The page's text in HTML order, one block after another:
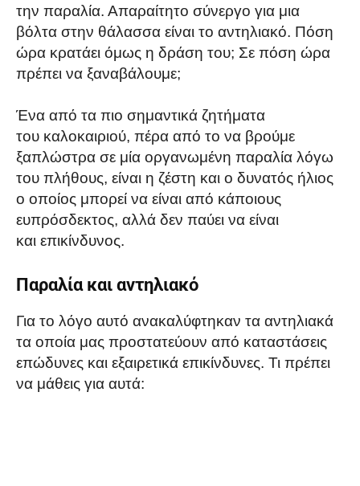
την παραλία. Απαραίτητο σύνεργο για μια
βόλτα στην θάλασσα είναι το αντηλιακό. Πόση
ώρα κρατάει όμως η δράση του; Σε πόση ώρα
πρέπει να ξαναβάλουμε;
Ένα από τα πιο σημαντικά ζητήματα
του καλοκαιριού, πέρα από το να βρούμε
ξαπλώστρα σε μία οργανωμένη παραλία λόγω
του πλήθους, είναι η ζέστη και ο δυνατός ήλιος
ο οποίος μπορεί να είναι από κάποιους
ευπρόσδεκτος, αλλά δεν παύει να είναι
και επικίνδυνος.
Παραλία και αντηλιακό
Για το λόγο αυτό ανακαλύφτηκαν τα αντηλιακά
τα οποία μας προστατεύουν από καταστάσεις
επώδυνες και εξαιρετικά επικίνδυνες. Τι πρέπει
να μάθεις για αυτά: